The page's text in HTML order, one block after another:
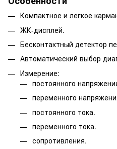
Компактное и легкое
ЖК-дисплей.
Бесконтактный детектор
Автоматический выбор
Измерение:
постоянного
переменного
постоянного тока.
переменного тока.
сопротивления.